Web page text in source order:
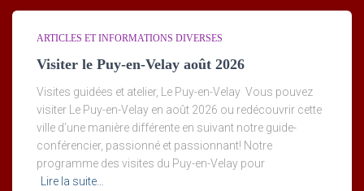
ARTICLES ET INFORMATIONS DIVERSES
Visiter le Puy-en-Velay août 2026
Visites guidées et atelier, Le Puy-en-Velay Vous pouvez
visiter Le Puy-en-Velay en août 2026 ou redécouvrir cette
ville d’une manière différente en suivant notre guide-
conférencier, passionné et passionnant! Notre
programme des visites du Puy-en-Velay pour
Lire la suite…